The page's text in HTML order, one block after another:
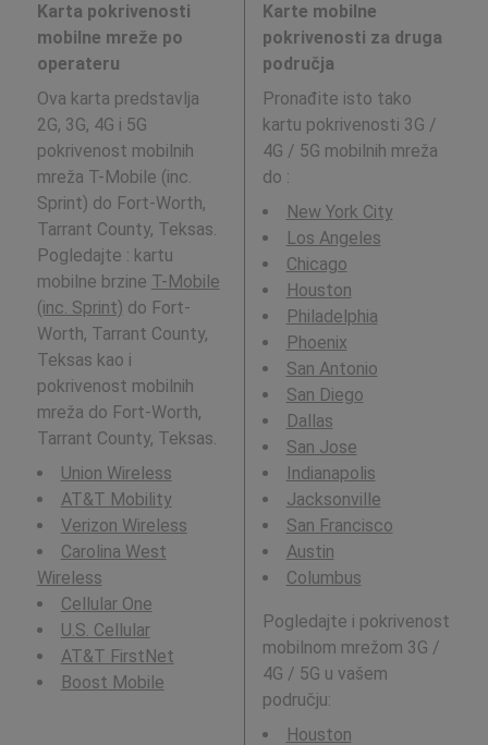
Karta pokrivenosti
mobilne mreže po
operateru
Ova karta predstavlja
2G, 3G, 4G i 5G
pokrivenost mobilnih
mreža T-Mobile (inc.
Sprint) do Fort-Worth,
Tarrant County, Teksas.
Pogledajte : kartu
mobilne brzine T-Mobile
(inc. Sprint) do Fort-
Worth, Tarrant County,
Teksas kao i
pokrivenost mobilnih
mreža do Fort-Worth,
Tarrant County, Teksas.
Union Wireless
AT&T Mobility
Verizon Wireless
Carolina West
Wireless
Cellular One
U.S. Cellular
AT&T FirstNet
Boost Mobile
Karte mobilne
pokrivenosti za druga
područja
Pronađite isto tako
kartu pokrivenosti 3G /
4G / 5G mobilnih mreža
do :
New York City
Los Angeles
Chicago
Houston
Philadelphia
Phoenix
San Antonio
San Diego
Dallas
San Jose
Indianapolis
Jacksonville
San Francisco
Austin
Columbus
Pogledajte i pokrivenost
mobilnom mrežom 3G /
4G / 5G u vašem
području:
Houston